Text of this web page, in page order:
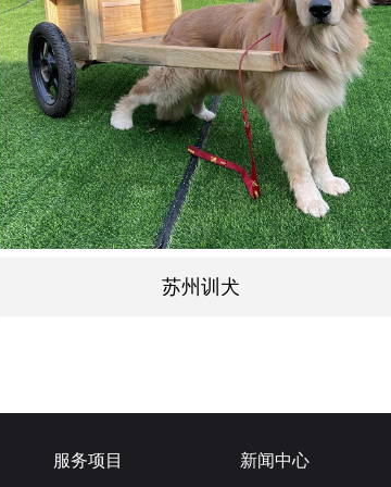
苏州训犬
服务项目 新闻中心